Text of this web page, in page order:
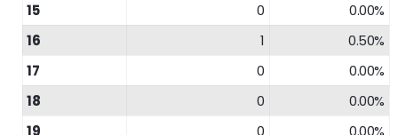
15
0
0.00%
16
1
0.50%
17
0
0.00%
18
0
0.00%